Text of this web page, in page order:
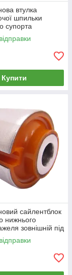
втулка
шпильки
супорта
2006-2013
Купити
сайлентблок
нижнього
зовнішній під
Merсedes S-
2006-2016